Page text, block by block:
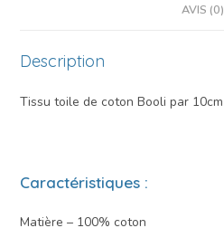
AVIS (0)
Description
Tissu toile de coton Booli par 10cm
Caractéristiques :
Matière – 100% coton